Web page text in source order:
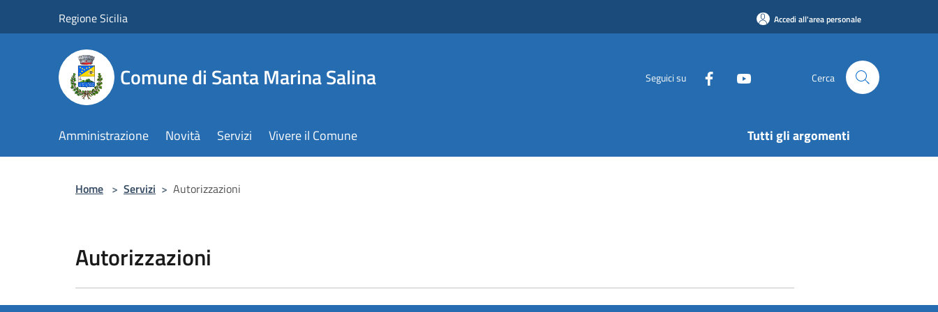
Regione Sicilia Accedi all'area personale
Comune di Santa Marina Salina Seguici su Cerca
Amministrazione Novità Servizi Vivere il Comune Tutti gli argomenti
Home > Servizi > Autorizzazioni
Autorizzazioni